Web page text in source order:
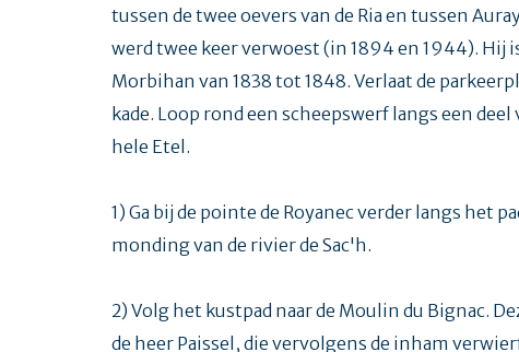
tussen de twee oevers van de Ria en tussen
werd twee keer verwoest (in 1894 en 1944). Hij
Morbihan van 1838 tot 1848. Verlaat de
kade. Loop rond een scheepswerf langs een deel
hele Etel.
1) Ga bij de pointe de Royanec verder langs het
monding van de rivier de Sac'h.
2) Volg het kustpad naar de Moulin du Bignac.
de heer Paissel, die vervolgens de inham